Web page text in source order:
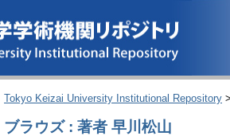
Tokyo Keizai University Institutional Repository
ブラウズ : 著者 早川松山